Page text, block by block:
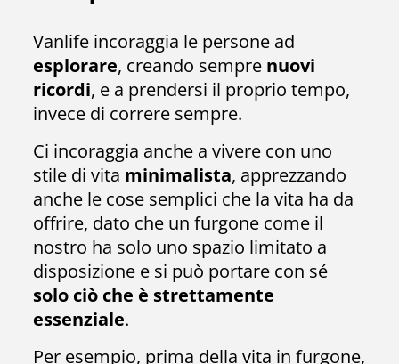
Vanlife incoraggia le persone ad
esplorare, creando sempre nuovi
ricordi, e a prendersi il proprio tempo,
invece di correre sempre.
Ci incoraggia anche a vivere con uno
stile di vita minimalista, apprezzando
anche le cose semplici che la vita ha da
offrire, dato che un furgone come il
nostro ha solo uno spazio limitato a
disposizione e si può portare con sé
solo ciò che è strettamente
essenziale.
Per esempio, prima della vita in furgone,